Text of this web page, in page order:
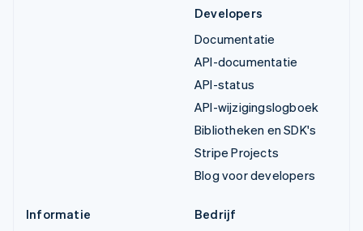
Developers
Documentatie
API-documentatie
API-status
API-wijzigingslogboek
Bibliotheken en SDK's
Stripe Projects
Blog voor developers
Informatie
Bedrijf